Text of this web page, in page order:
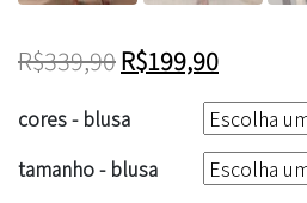
R$339,90R$199,90
cores - blusa
tamanho - blusa